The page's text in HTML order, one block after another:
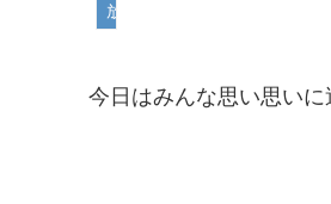
放課後等デイサービス
今日はみんな思い思い